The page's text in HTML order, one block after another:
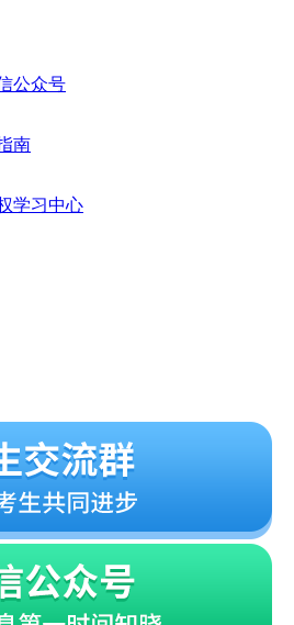
公众号
南
学习中心